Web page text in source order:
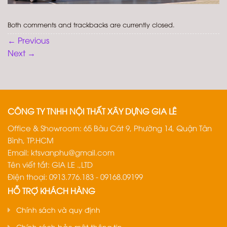
Both comments and trackbacks are currently closed.
← Previous
Next →
CÔNG TY TNHH NỘI THẤT XÂY DỰNG GIA LÊ
Office & Showroom: 65 Bàu Cát 9, Phường 14, Quận Tân
Bình, TP.HCM
Email: ktsvanphu@gmail.com
Tên viết tắt: GIA LE .,LTD
Điện thoại: 0913.776.183 - 09168.09199
HỖ TRỢ KHÁCH HÀNG
Chính sách và quy định